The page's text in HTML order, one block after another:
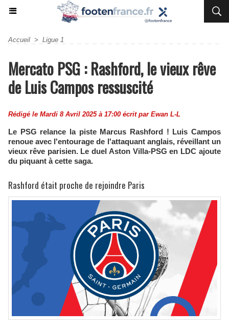
Accueil > Ligue 1
Mercato PSG : Rashford, le vieux rêve
de Luis Campos ressuscité
Rédigé le Mardi 8 Avril 2025 à 17:00 écrit par Ewan L-L
Le PSG relance la piste Marcus Rashford ! Luis Campos
renoue avec l'entourage de l'attaquant anglais, réveillant un
vieux rêve parisien. Le duel Aston Villa-PSG en LDC ajoute
du piquant à cette saga.
Rashford était proche de rejoindre Paris